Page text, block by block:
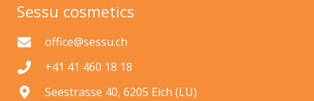
Sessu cosmetics
office@sessu.ch
+41 41 460 18 18
Seestrasse 40, 6205 Eich (LU)